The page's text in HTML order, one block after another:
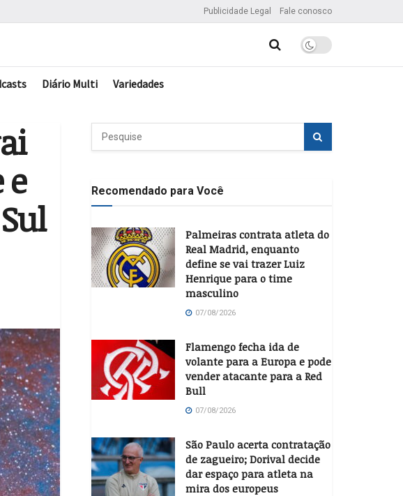
Publicidade Legal Fale conosco
Diário Multi Variedades
Recomendado para Você
Palmeiras contrata atleta do
Real Madrid, enquanto
define se vai trazer Luiz
Henrique para o time
masculino
07/08/2026
Flamengo fecha ida de
volante para a Europa e pode
vender atacante para a Red
Bull
07/08/2026
São Paulo acerta contratação
de zagueiro; Dorival decide
dar espaço para atleta na
mira dos europeus